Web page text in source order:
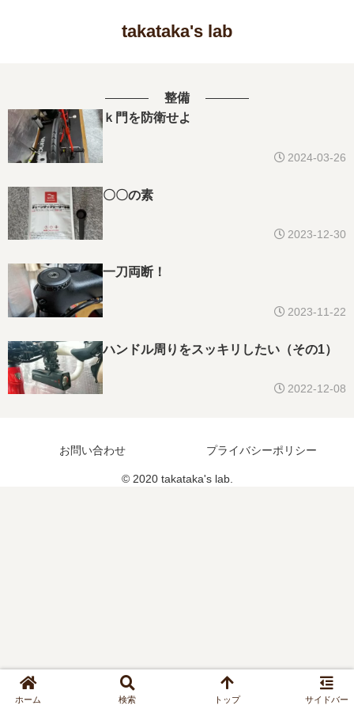
takataka's lab
整備
ｋ門を防衛せよ
2024-03-26
〇〇の素
2023-12-30
一刀両断！
2023-11-22
ハンドル周りをスッキリしたい（その1）
2022-12-08
お問い合わせ プライバシーポリシー
© 2020 takataka's lab.
ホーム 検索 トップ サイドバー